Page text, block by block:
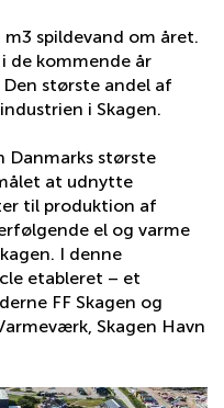
spildevand om året.
de kommende år
største andel af
i Skagen.
Danmarks største
at udnytte
til produktion af
el og varme
I denne
etableret – et
FF Skagen og
Skagen Havn